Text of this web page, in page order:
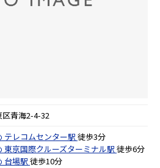
区青海2-4-32
テレコムセンター駅 徒歩3分
東京国際クルーズターミナル駅 徒歩6分
台場駅 徒歩10分